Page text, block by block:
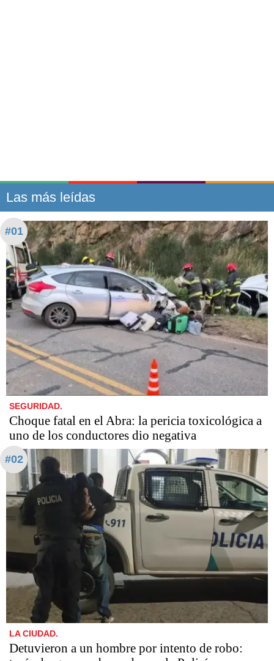
Las más leídas
#01
SEGURIDAD.
Choque fatal en el Abra: la pericia toxicológica a
uno de los conductores dio negativa
#02
LA CIUDAD.
Detuvieron a un hombre por intento de robo: